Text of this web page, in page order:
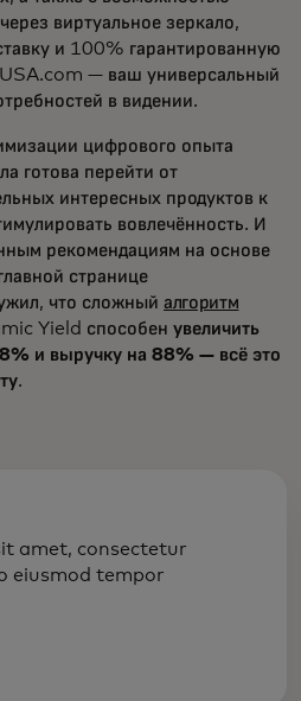
виртуальное зеркало,
и 100% гарантированную
— ваш универсальный
в видении.
цифрового опыта
готова перейти от
интересных продуктов к
вовлечённость. И
рекомендациям на основе
странице
что сложный алгоритм
Yield способенувеличить
и выручку на 88% — всё это
.
amet, consectetur
eiusmod tempor